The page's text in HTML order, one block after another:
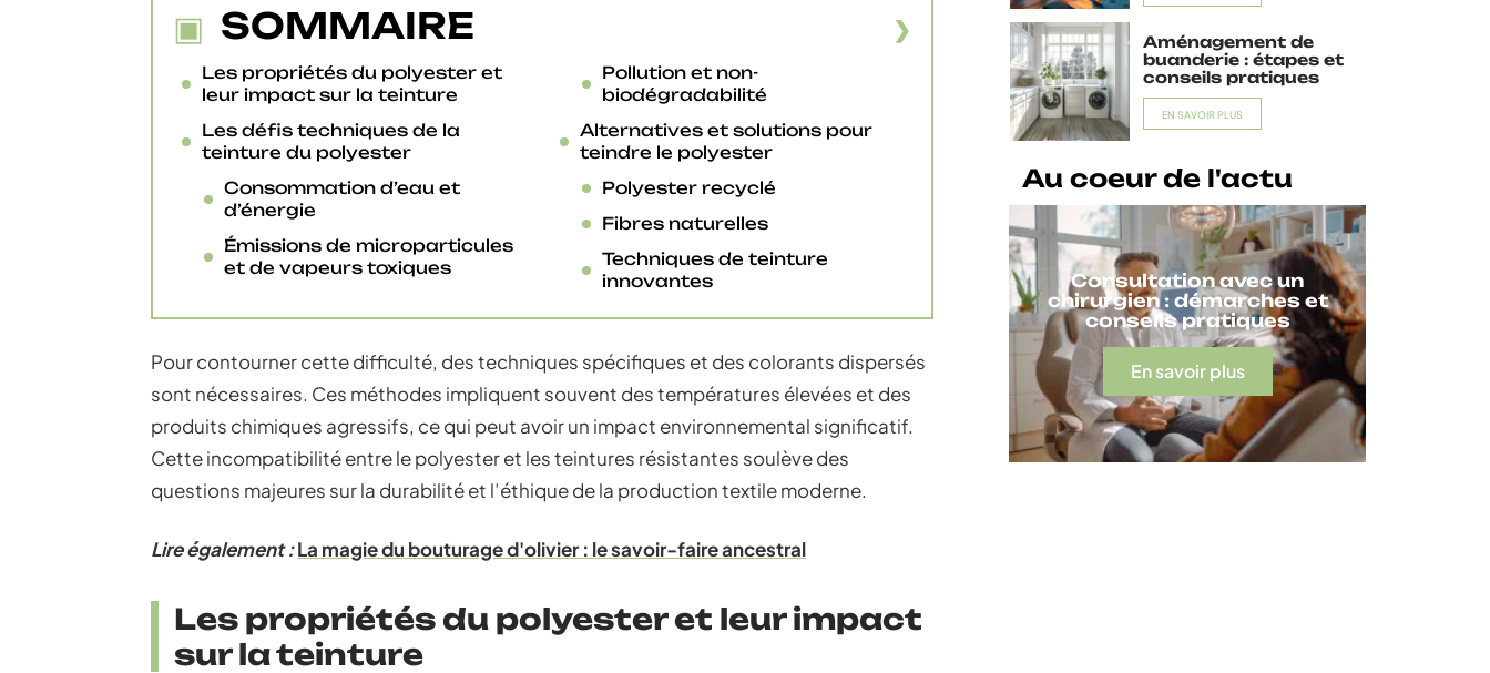
SOMMAIRE
Les propriétés du polyester et
leur impact sur la teinture
Les défis techniques de la
teinture du polyester
Consommation d’eau et
d’énergie
Émissions de microparticules
et de vapeurs toxiques
Pollution et non-
biodégradabilité
Alternatives et solutions pour
teindre le polyester
Polyester recyclé
Fibres naturelles
Techniques de teinture
innovantes
Pour contourner cette difficulté, des techniques spécifiques et des colorants dispersés
sont nécessaires. Ces méthodes impliquent souvent des températures élevées et des
produits chimiques agressifs, ce qui peut avoir un impact environnemental significatif.
Cette incompatibilité entre le polyester et les teintures résistantes soulève des
questions majeures sur la durabilité et l’éthique de la production textile moderne.
Lire également :La magie du bouturage d'olivier : le savoir-faire ancestral
Les propriétés du polyester et leur impact
sur la teinture
Aménagement de
buanderie : étapes et
conseils pratiques
EN SAVOIR PLUS
Au coeur de l'actu
Consultation avec un
chirurgien : démarches et
conseils pratiques
En savoir plus